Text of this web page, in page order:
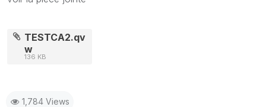
TESTCA2.qv
w
136 KB
1,784 Views